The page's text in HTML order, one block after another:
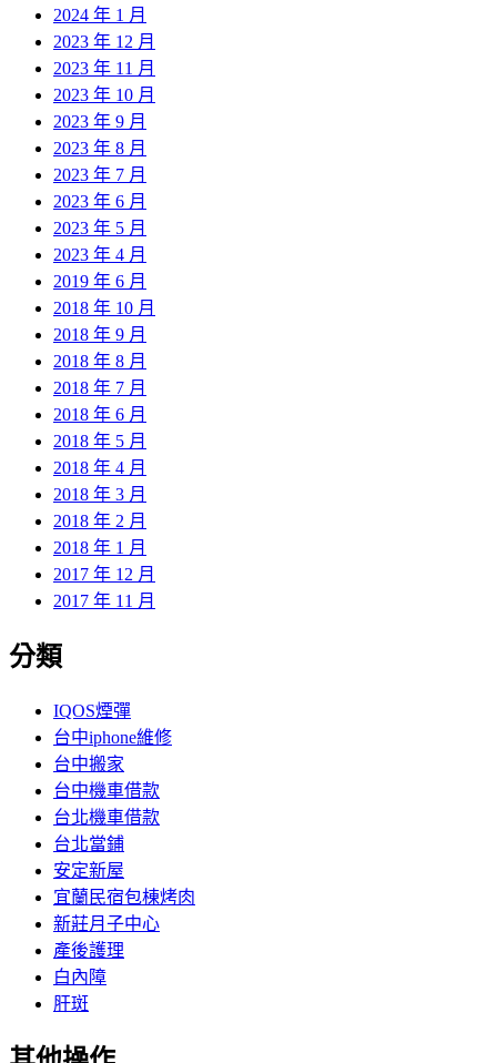
2024 年 1 月
2023 年 12 月
2023 年 11 月
2023 年 10 月
2023 年 9 月
2023 年 8 月
2023 年 7 月
2023 年 6 月
2023 年 5 月
2023 年 4 月
2019 年 6 月
2018 年 10 月
2018 年 9 月
2018 年 8 月
2018 年 7 月
2018 年 6 月
2018 年 5 月
2018 年 4 月
2018 年 3 月
2018 年 2 月
2018 年 1 月
2017 年 12 月
2017 年 11 月
分類
IQOS煙彈
台中iphone維修
台中搬家
台中機車借款
台北機車借款
台北當鋪
安定新屋
宜蘭民宿包棟烤肉
新莊月子中心
產後護理
白內障
肝斑